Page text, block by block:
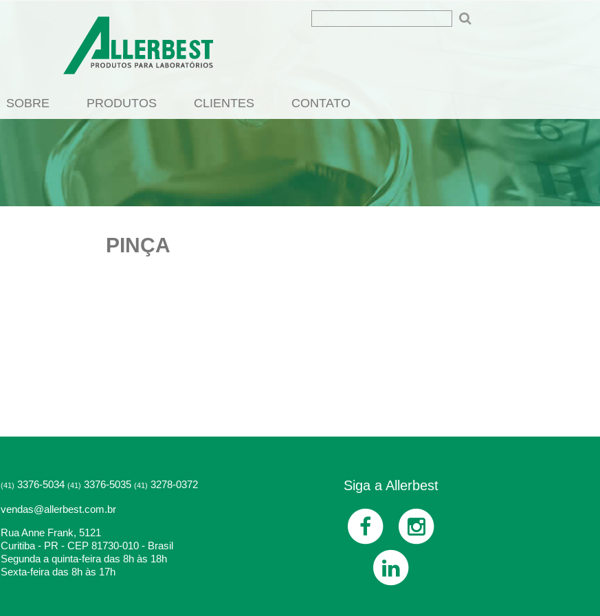
SOBRE PRODUTOS CLIENTES CONTATO
PINÇA
(41) 3376-5034 (41) 3376-5035 (41) 3278-0372
vendas@allerbest.com.br
Rua Anne Frank, 5121
Curitiba - PR - CEP 81730-010 - Brasil
Segunda a quinta-feira das 8h às 18h
Sexta-feira das 8h às 17h
Siga a Allerbest